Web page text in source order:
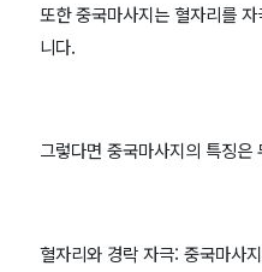
또한 중국마사지는 혈자리를
니다.
그렇다면 중국마사지의 특징은
혈자리와 경락 자극: 중국마사